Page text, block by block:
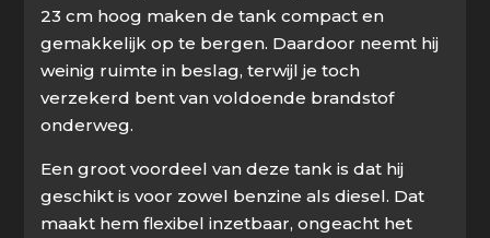
23 cm hoog maken de tank compact en
gemakkelijk op te bergen. Daardoor neemt hij
weinig ruimte in beslag, terwijl je toch
verzekerd bent van voldoende brandstof
onderweg.
Een groot voordeel van deze tank is dat hij
geschikt is voor zowel benzine als diesel. Dat
maakt hem flexibel inzetbaar, ongeacht het